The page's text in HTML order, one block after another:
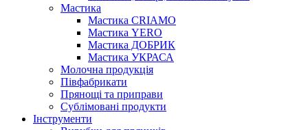
Мастика
Мастика CRIAMO
Мастика YERO
Мастика ДОБРИК
Мастика УКРАСА
Молочна продукція
Півфабрикати
Прянощі та приправи
Сублімовані продукти
Інструменти